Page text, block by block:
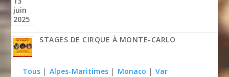
STAGES DE CIRQUE À MONTE-CARLO
Tous | Alpes-Maritimes | Monaco | Var